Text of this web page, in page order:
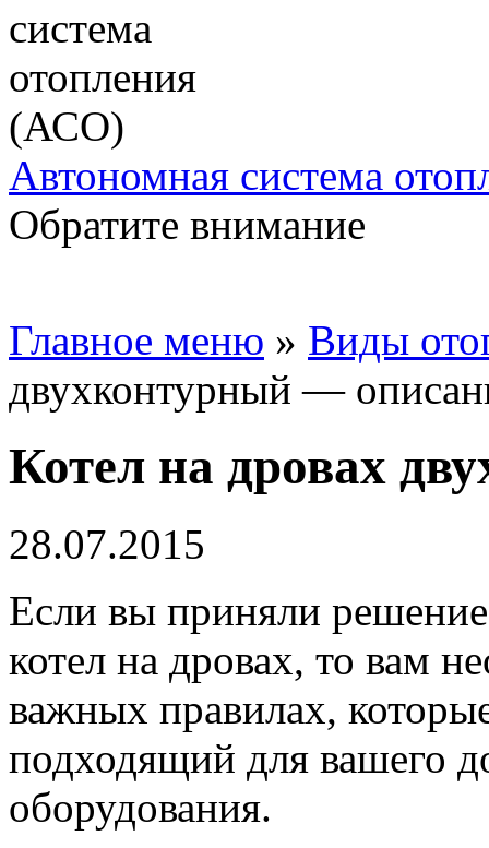
Автономная система
Обратите внимание
Главное меню » Виды
двухконтурный —
Котел на дровах
28.07.2015
Если вы приняли
котел на дровах, то вам
важных правилах,
подходящий для вашего
оборудования.